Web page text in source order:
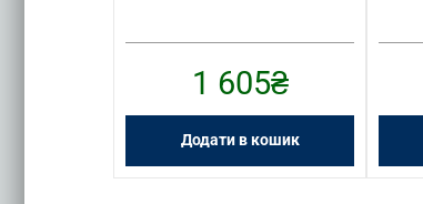
1 605₴
Додати в кошик